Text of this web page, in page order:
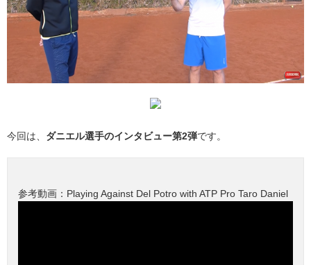
今回は、 ダニエル選手のインタビュー第2弾です。
参考動画：Playing Against Del Potro with ATP Pro Taro Daniel